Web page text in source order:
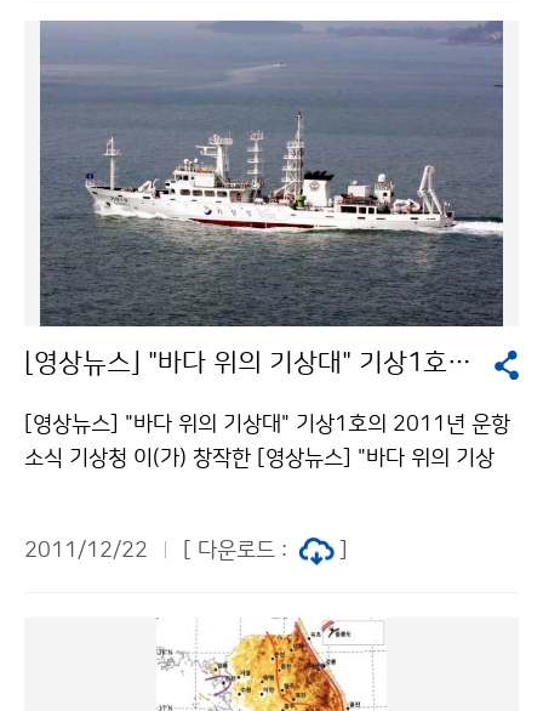
2년 1월 이후에는 정상상태가 될 것으로 전망된다. □ 연
평균기온 전망 평년(10~15℃)보다 높을 것으로 예상된
다. 2012년의 평균기온은 평년보다 높을 확률이 70%,
비슷할 확률이 20%, 낮을 확률이 10%로 평년보다 높을
것으로 전망된다. 2012년 연 평균기온 전망 2012년 연
강수량 전망 □ 연 강수량 전망 평년(1032~1839㎜)과
비슷할 것으로 전망된다. 2012년의 강수량은 평년과 비
슷할 확률이 50%, 많을 확률이 40%, 적을 확률이 10%
로 평년과 비슷할 것으로 예상된다.기상청 이(가) 창작한
물은 "공공누리" 출처표시-상업적이용금지 조건에 따라
[영상뉴스] "바다 위의 기상대" 기상1호의 2011년 운항 소식
[영상뉴스] "바다 위의 기상대" 기상1호의 2011년 운항
소식 기상청 이(가) 창작한 [영상뉴스] "바다 위의 기상
다.
2011/12/22 [ 다운로드 :